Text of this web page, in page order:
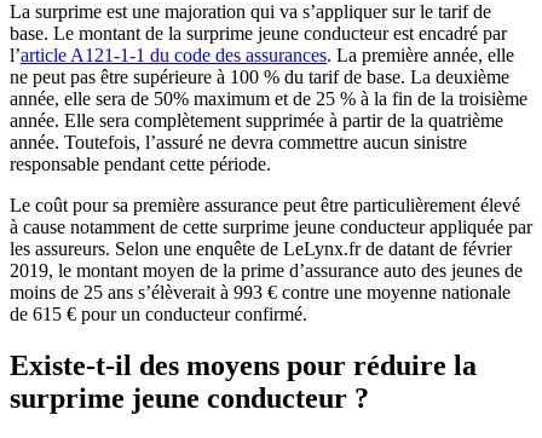
La surprime est une majoration qui va s’appliquer sur le tarif de
base. Le montant de la surprime jeune conducteur est encadré par
l’article A121-1-1 du code des assurances. La première année, elle
ne peut pas être supérieure à 100 % du tarif de base. La deuxième
année, elle sera de 50% maximum et de 25 % à la fin de la troisième
année. Elle sera complètement supprimée à partir de la quatrième
année. Toutefois, l’assuré ne devra commettre aucun sinistre
responsable pendant cette période.
Le coût pour sa première assurance peut être particulièrement élevé
à cause notamment de cette surprime jeune conducteur appliquée par
les assureurs. Selon une enquête de LeLynx.fr de datant de février
2019, le montant moyen de la prime d’assurance auto des jeunes de
moins de 25 ans s’élèverait à 993 € contre une moyenne nationale
de 615 € pour un conducteur confirmé.
Existe-t-il des moyens pour réduire la
surprime jeune conducteur ?